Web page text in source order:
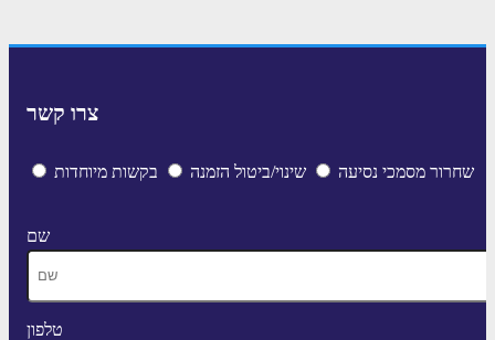
צרו קשר
שחרור מסמכי נסיעה שינוי/ביטול הזמנה בקשות מיוחדות
שם
טלפון